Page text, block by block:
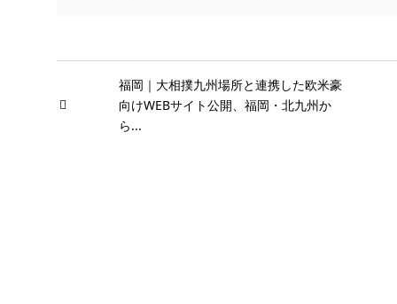
福岡｜大相撲九州場所と連携した欧米豪
向けWEBサイト公開、福岡・北九州か
ら...